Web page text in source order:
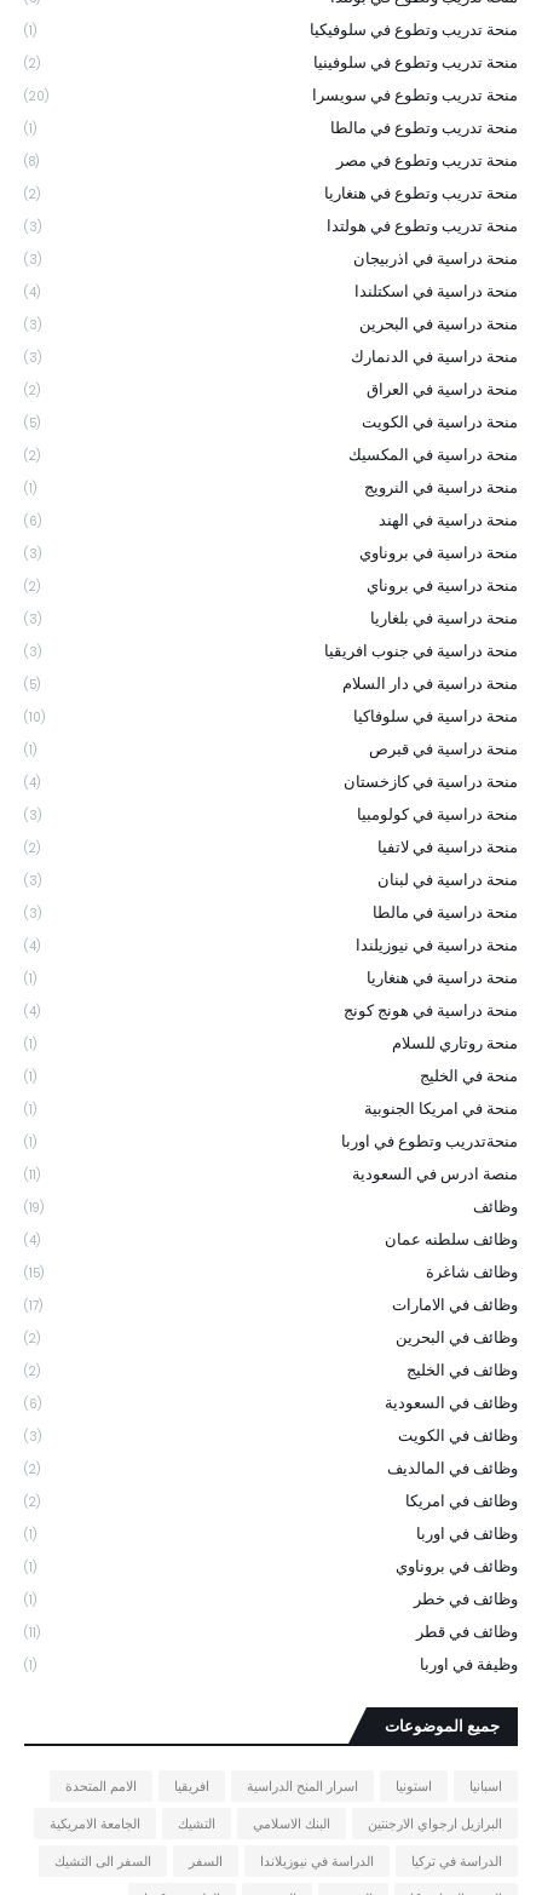
منحة تدريب وتطوع في سلوفيكيا (1)
منحة تدريب وتطوع في سلوفينيا (2)
منحة تدريب وتطوع في سويسرا (20)
منحة تدريب وتطوع في مالطا (1)
منحة تدريب وتطوع في مصر (8)
منحة تدريب وتطوع في هنغاريا (2)
منحة تدريب وتطوع في هولتدا (3)
منحة دراسية في اذربيجان (3)
منحة دراسية في اسكتلندا (4)
منحة دراسية في البحرين (3)
منحة دراسية في الدنمارك (3)
منحة دراسية في العراق (2)
منحة دراسية في الكويت (5)
منحة دراسية في المكسيك (2)
منحة دراسية في النرويج (1)
منحة دراسية في الهند (6)
منحة دراسية في بروناوي (3)
منحة دراسية في بروناي (2)
منحة دراسية في بلغاريا (3)
منحة دراسية في جنوب افريقيا (3)
منحة دراسية في دار السلام (5)
منحة دراسية في سلوفاكيا (10)
منحة دراسية في قبرص (1)
منحة دراسية في كازخستان (4)
منحة دراسية في كولومبيا (3)
منحة دراسية في لاتفيا (2)
منحة دراسية في لبنان (3)
منحة دراسية في مالطا (3)
منحة دراسية في نيوزيلندا (4)
منحة دراسية في هنغاريا (1)
منحة دراسية في هونج كونج (4)
منحة روتاري للسلام (1)
منحة في الخليج (1)
منحة في امريكا الجنوبية (1)
منحةتدريب وتطوع في اوربا (1)
منصة ادرس في السعودية (11)
وظائف (19)
وظائف سلطنه عمان (4)
وظائف شاغرة (15)
وظائف في الامارات (17)
وظائف في البحرين (2)
وظائف في الخليج (2)
وظائف في السعودية (6)
وظائف في الكويت (3)
وظائف في المالديف (2)
وظائف في امريكا (2)
وظائف في اوربا (1)
وظائف في بروناوي (1)
وظائف في خطر (1)
وظائف في قطر (11)
وظيفة في اوربا (1)
جميع الموضوعات
اسبانيا استونيا اسرار المنح الدراسية افريقيا
الامم المتحدة
البرازيل ارجواي الارجنتين
البنك الاسلامي التشيك
الجامعة الامريكية
الدراسة في تركيا
الدراسة في نيوزيلاندا السفر
السفر الى التشيك